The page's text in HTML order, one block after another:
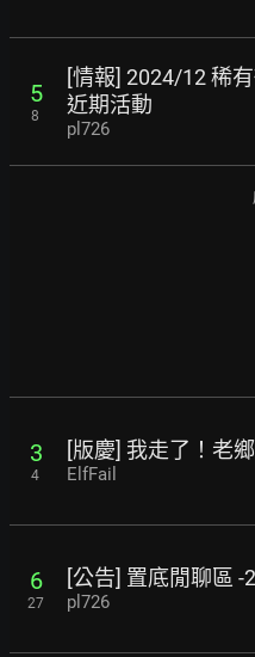
5
8
[情報] 2024/12 稀
近期活動
pl726
3
4
[版慶] 我走了！老鄉
ElfFail
6
27
[公告] 置底閒聊區 -
pl726